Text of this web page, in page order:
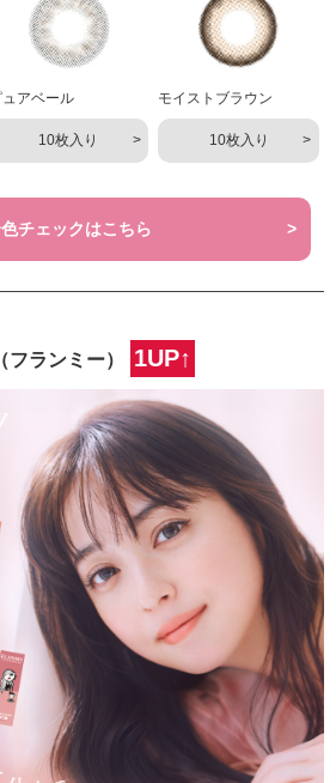
ュアベール
10枚入り
モイストブラウン
10枚入り
チェックはこちら
ランミー） 1UP↑